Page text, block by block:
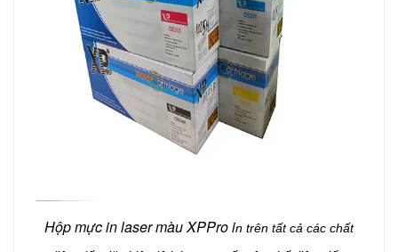
Hộp mực in laser màu XPPro in trên tất cả các chất